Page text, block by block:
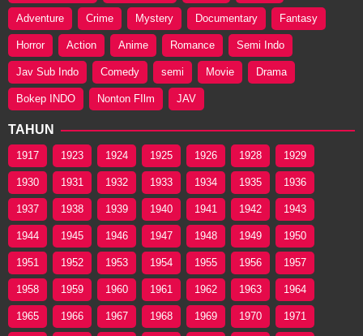
Adventure Crime Mystery Documentary Fantasy
Horror Action Anime Romance Semi Indo
Jav Sub Indo Comedy semi Movie Drama
Bokep INDO Nonton FIlm JAV
TAHUN
1917 1923 1924 1925 1926 1928 1929
1930 1931 1932 1933 1934 1935 1936
1937 1938 1939 1940 1941 1942 1943
1944 1945 1946 1947 1948 1949 1950
1951 1952 1953 1954 1955 1956 1957
1958 1959 1960 1961 1962 1963 1964
1965 1966 1967 1968 1969 1970 1971